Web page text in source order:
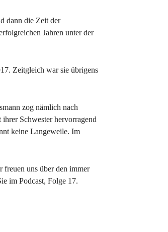
dann die Zeit der
Jahren unter der
Zeitgleich war sie übrigens
zog nämlich nach
Schwester hervorragend
keine Langeweile. Im
uns über den immer
im Podcast, Folge 17.